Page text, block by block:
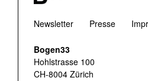
Newsletter Presse
Bogen33
Hohlstrasse 100
CH-8004 Zürich